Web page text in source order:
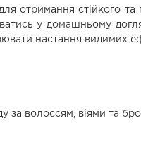
отримання стійкого та
у домашньому
настання видимих
за волоссям, віями та